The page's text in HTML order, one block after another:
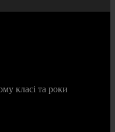
класі та роки